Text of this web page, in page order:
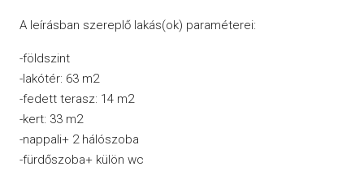
A leírásban szereplő lakás(ok) paraméterei:
-földszint
-lakótér: 63 m2
-fedett terasz: 14 m2
-kert: 33 m2
-nappali+ 2 hálószoba
-fürdőszoba+ külön wc